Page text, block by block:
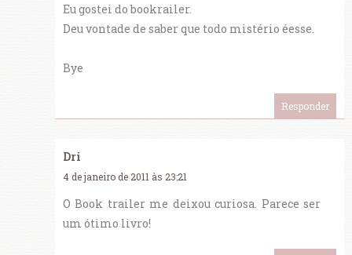
Eu gostei do bookrailer.
Deu vontade de saber que todo mistério éesse.
Bye
Responder
Dri
4 de janeiro de 2011 às 23:21
O Book trailer me deixou curiosa. Parece ser
um ótimo livro!